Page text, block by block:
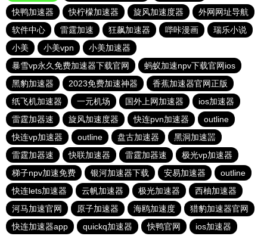
快鸭加速器
快柠檬加速器 旋风加速度器
外网网址导航
软件中心
雷霆加速 狂飙加速器 哔咔漫画
瑞乐小说
小美
小美vpn
小美加速器
暴雪vp永久免费加速器下载官网
蚂蚁加速npv下载官网ios
黑豹加速器
2023免费加速神器
香蕉加速器官网正版
纸飞机加速器
一元机场 国外上网加速器
ios加速器
雷霆加器速
旋风加速度器 快连pvn加速器
outline
快连vp加速器
outline 盘古加速器
黑洞加速噐
雷霆加器速
快联加速器 雷霆加器速
极光vp加速器
梯子npv加速免费
银河加速器下载 安易加速器
outline
快连lets加速器
云帆加速器 极光加速器
西柚加速器
河马加速官网
原子加速器 海鸥加速度
猎豹加速器官网
快连加速器app
quickq加速器 快鸭官网 ios加速器